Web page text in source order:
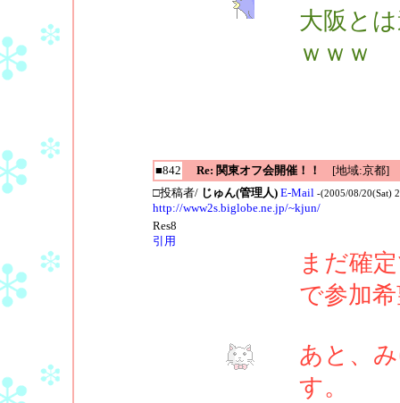
大阪と
ｗｗｗ
■842 Re: 関東オフ会開催！！
[地域:京都]
□投稿者/ じゅん(管理人) E-Mail -(2005/08/20(Sat)
http://www2s.biglobe.ne.jp/~kjun/
Res8
引用
まだ確
で参加
あと、
す。